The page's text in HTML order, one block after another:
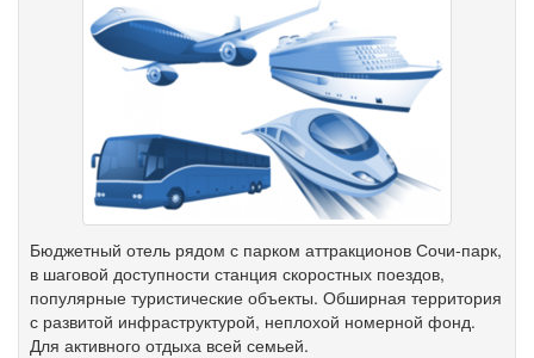
Бюджетный отель рядом с парком аттракционов Сочи-парк,
в шаговой доступности станция скоростных поездов,
популярные туристические объекты. Обширная территория
с развитой инфраструктурой, неплохой номерной фонд.
Для активного отдыха всей семьей.